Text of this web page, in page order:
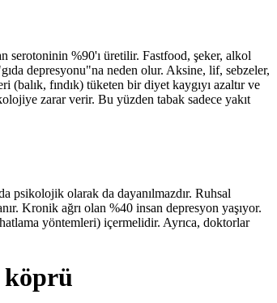
serotoninin %90'ı üretilir. Fastfood, şeker, alkol
depresyonu"na neden olur. Aksine, lif, sebzeler,
fındık) tüketen bir diyet kaygıyı azaltır ve
zarar verir. Bu yüzden tabak sadece yakıt
psikolojik olarak da dayanılmazdır. Ruhsal
Kronik ağrı olan %40 insan depresyon yaşıyor.
yöntemleri) içermelidir. Ayrıca, doktorlar
köprü